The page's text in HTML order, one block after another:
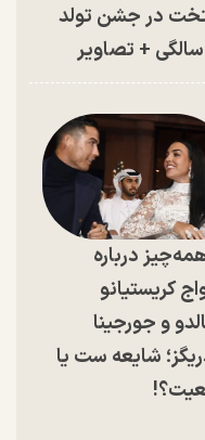
در جشن تولد
درباره
کریستیانو
و جورجینا
شایعه ست یا